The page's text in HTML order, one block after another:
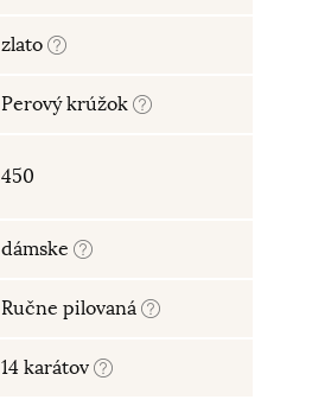
zlato
Perový krúžok
450
dámske
Ručne pilovaná
14 karátov